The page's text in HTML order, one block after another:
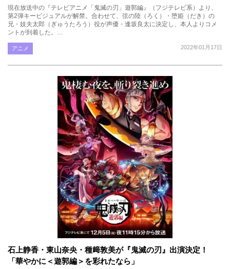
現在放送中の『テレビアニメ「鬼滅の刃」遊郭編』（フジテレビ系）より、
第2弾キービジュアルが解禁。合わせて、弦の陸（ろく）・堕姫（だき）の
兄・妓夫太郎（ぎゅうたろう）役が声優・逢坂良太に決定し、本人よりコメ
ントが到着した。…
2022年01月17日
アニメ
石上静香・東山奈央・種﨑敦美が『鬼滅の刃』出演決定！
「華やかに＜遊郭編＞を彩れたなら」